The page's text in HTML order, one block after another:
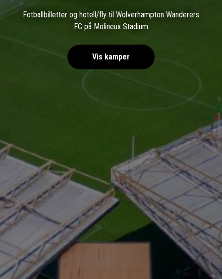
Fotballbilletter og hotell/fly til Wolverhampton Wanderers
FC på Molineux Stadium
Vis kamper